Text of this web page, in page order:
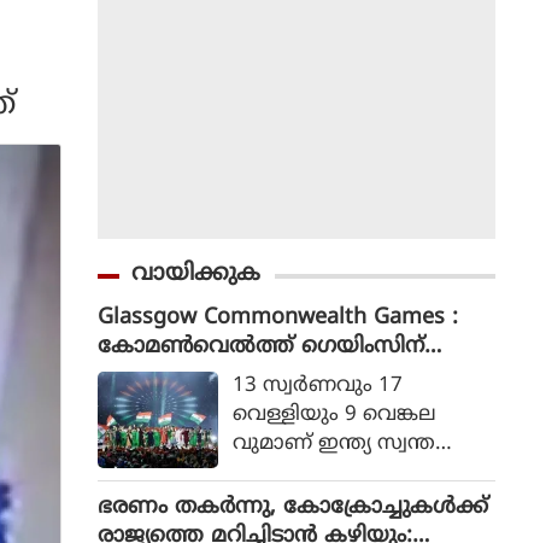
വായിക്കുക
Glassgow Commonwealth Games :
കോമൺവെൽത്ത് ഗെയിംസിന്
ഗ്ലാസ്ഗോയിൽ കൊടിയിറങ്ങി, മെഡ
ൽ നേട്ടത്തിൽ ഇന്ത്യ നാലാമത്
13 സ്വര്‍ണവും 17
വെള്ളിയും 9 വെങ്കല
വുമാണ് ഇന്ത്യ സ്വന്ത
ഭരണം തകര്‍ന്നു, കോക്രോച്ചുകള്‍ക്ക്
രാജ്യത്തെ മറിച്ചിടാന്‍ കഴിയും: